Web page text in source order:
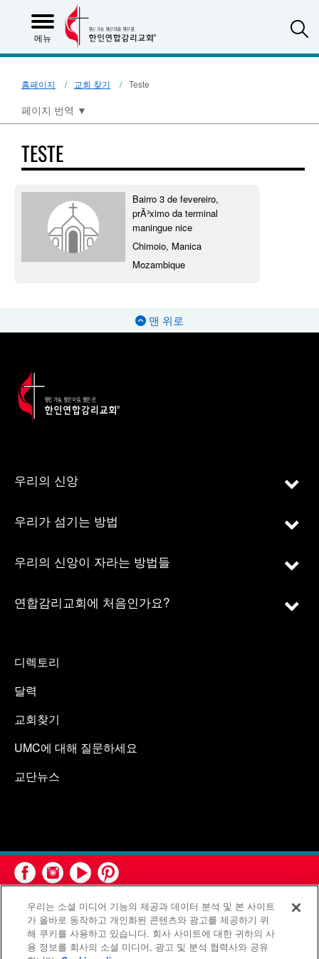
메뉴
홈페이지 교회 찾기 Teste
페이지 번역 ▼
TESTE
Bairro 3 de fevereiro,
prÃ³ximo da terminal
maningue nice
Chimoio, Manica
Mozambique
맨 위로
우리의 신앙
우리가 섬기는 방법
우리의 신앙이 자라는 방법들
연합감리교회에 처음인가요?
디렉토리
달력
교회찾기
UMC에 대해 질문하세요
교단뉴스
연합감리교회 공보부(United Methodist Communications)는 연
우리는 소셜 미디어 기능의 제공과 데이터 분석 및 본 사이트
가 올바로 동작하고 개인화된 콘텐츠와 광고를 제공하기 위
해 쿠키를 사용하고 있습니다. 회사 사이트에 대한 귀하의 사
용 정보를 회사의 소셜 미디어, 광고 및 분석 협력사와 공유